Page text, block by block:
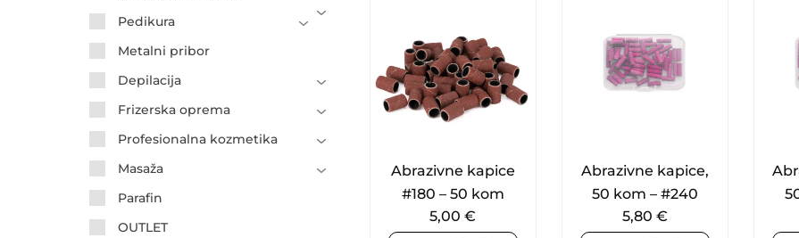
Abrazivne kapice
#180 – 50 kom
5,00€
Abrazivne kapice,
50 kom – #240
5,80 €
Pedikura
Metalni pribor
Depilacija
Frizerska oprema
Profesionalna kozmetika
Masaža
Parafin
OUTLET